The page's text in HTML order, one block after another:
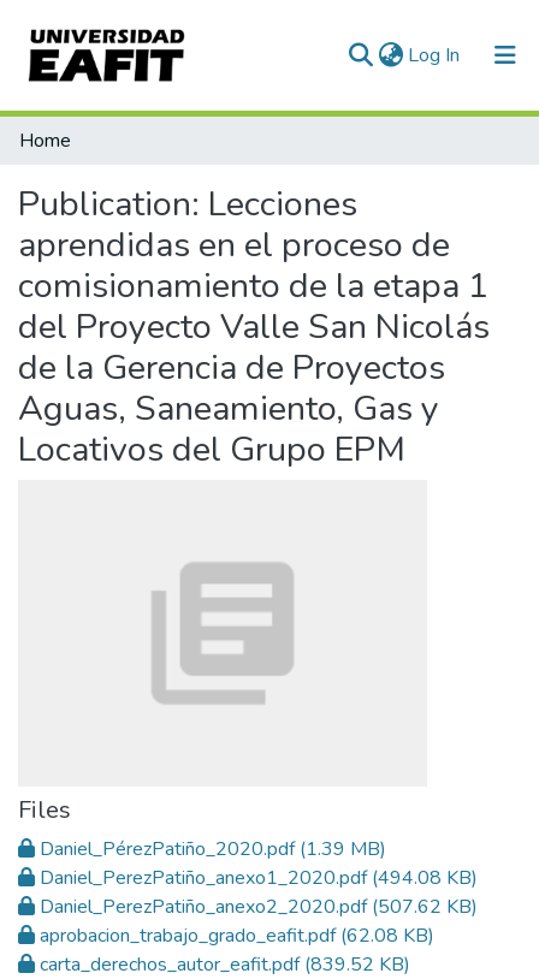
Log In (current)
Communities & Collections
Home
Publication: Lecciones
aprendidas en el proceso de
comisionamiento de la etapa 1
del Proyecto Valle San Nicolás
de la Gerencia de Proyectos
Aguas, Saneamiento, Gas y
Locativos del Grupo EPM
Files
Daniel_PérezPatiño_2020.pdf(1.39 MB)
Daniel_PerezPatiño_anexo1_2020.pdf(494.08 KB)
Daniel_PerezPatiño_anexo2_2020.pdf(507.62 KB)
aprobacion_trabajo_grado_eafit.pdf(62.08 KB)
carta_derechos_autor_eafit.pdf(839.52 KB)